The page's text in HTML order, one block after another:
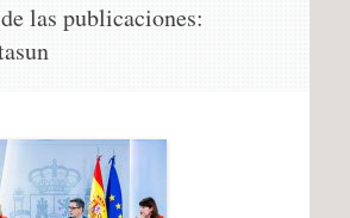
las publicaciones: